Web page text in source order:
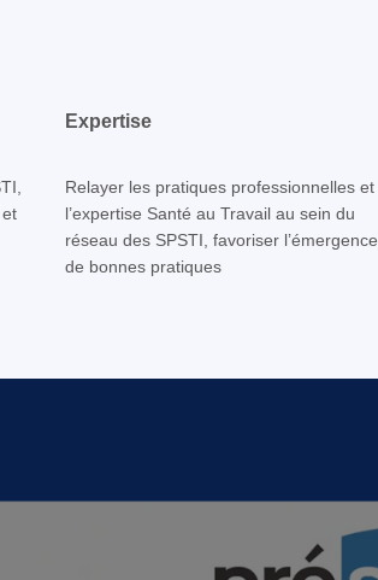
Expertise
Relayer les pratiques professionnelles et
l’expertise Santé au Travail au sein du
réseau des SPSTI, favoriser l’émergence
de bonnes pratiques